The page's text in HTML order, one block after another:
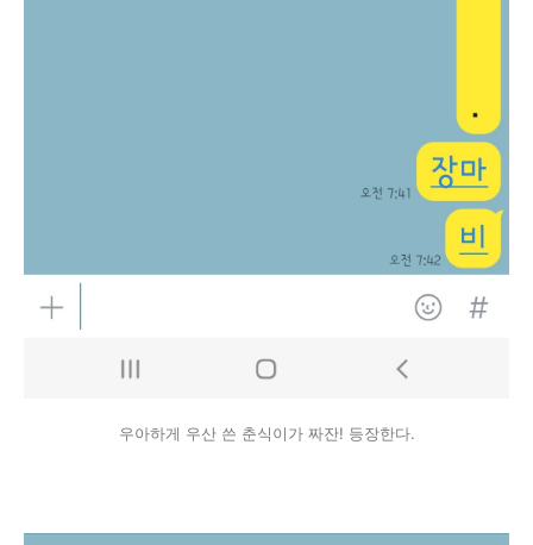
우아하게 우산 쓴 춘식이가 짜잔! 등장한다.